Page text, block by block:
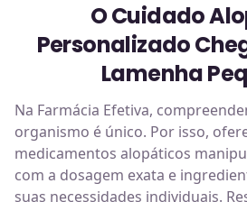
O Cuidado
Personalizado
Lamenha
Na Farmácia Efetiva,
organismo é único. Por isso,
medicamentos alopáticos
com a dosagem exata e
suas necessidades individuais.